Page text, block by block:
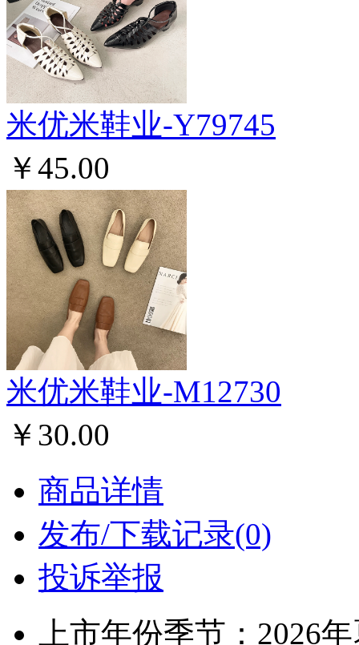
米优米鞋业-Y79745
￥45.00
米优米鞋业-M12730
￥30.00
商品详情
发布/下载记录(0)
投诉举报
上市年份季节：2026